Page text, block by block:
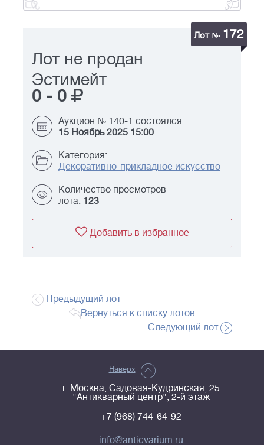
Лот № 172
Лот не продан
Эстимейт
0 - 0
Аукцион № 140-1 состоялся:
15 Ноябрь 2025 15:00
Категория:
Декоративно-прикладное искусство
Количество просмотров
лота: 123
Добавить в избранное
Предыдущий лот
Вернуться к списку лотов
Следующий лот
Наверх
г. Москва, Садовая-Кудринская, 25
"Антикварный центр", 2-й этаж
+7 (968) 744-64-92
info@anticvarium.ru